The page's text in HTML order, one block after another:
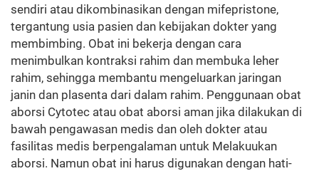
sendiri atau dikombinasikan dengan mifepristone,
tergantung usia pasien dan kebijakan dokter yang
membimbing. Obat ini bekerja dengan cara
menimbulkan kontraksi rahim dan membuka leher
rahim, sehingga membantu mengeluarkan jaringan
janin dan plasenta dari dalam rahim. Penggunaan obat
aborsi Cytotec atau obat aborsi aman jika dilakukan di
bawah pengawasan medis dan oleh dokter atau
fasilitas medis berpengalaman untuk Melakuukan
aborsi. Namun obat ini harus digunakan dengan hati-